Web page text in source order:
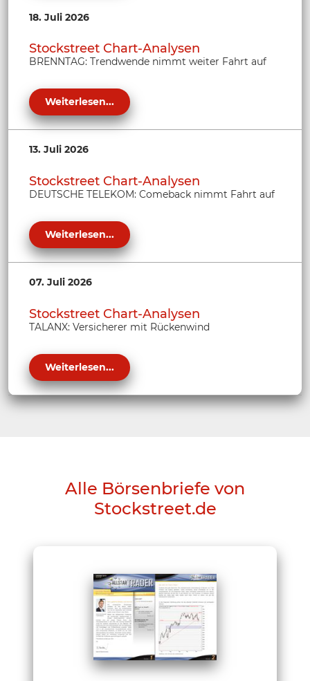
18. Juli 2026
Stockstreet Chart-Analysen
BRENNTAG: Trendwende nimmt weiter Fahrt auf
Weiterlesen...
13. Juli 2026
Stockstreet Chart-Analysen
DEUTSCHE TELEKOM: Comeback nimmt Fahrt auf
Weiterlesen...
07. Juli 2026
Stockstreet Chart-Analysen
TALANX: Versicherer mit Rückenwind
Weiterlesen...
Alle Börsenbriefe von
Stockstreet.de